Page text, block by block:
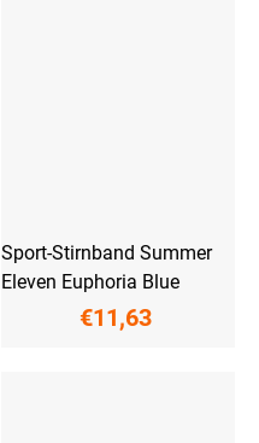
Sport-Stirnband Summer
Eleven Euphoria Blue
€11,63